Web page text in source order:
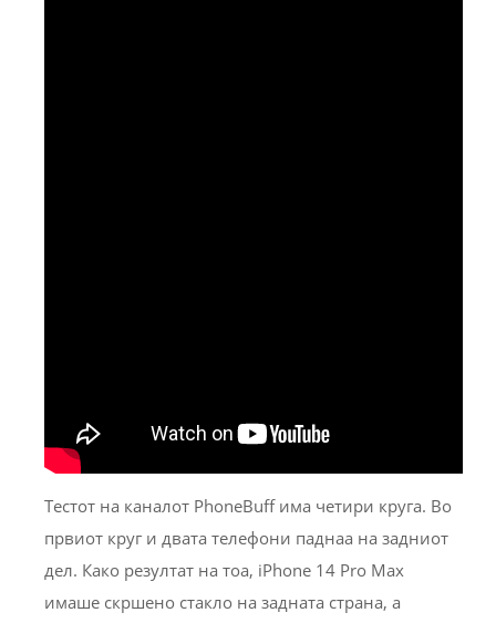
Тестот на каналот PhoneBuff има четири круга. Во
првиот круг и двата телефони паднаа на задниот
дел. Како резултат на тоа, iPhone 14 Pro Max
имаше скршено стакло на задната страна, а